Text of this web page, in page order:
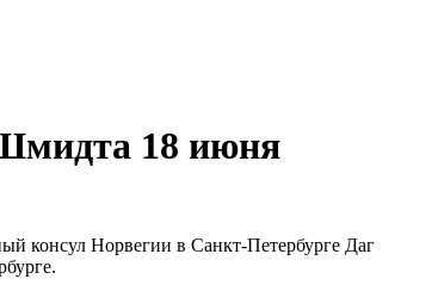
18 июня
консул Норвегии в Санкт-Петербурге Даг